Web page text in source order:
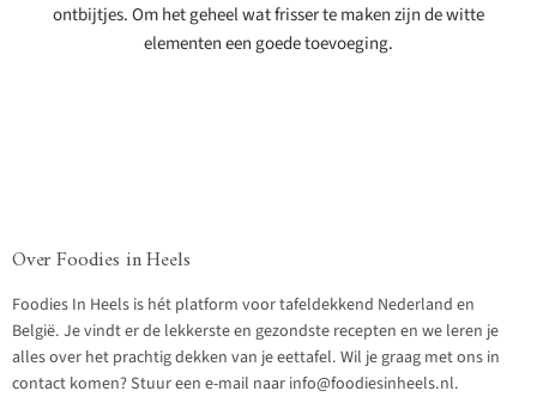
ontbijtjes. Om het geheel wat frisser te maken zijn de witte
elementen een goede toevoeging.
Over Foodies in Heels
Foodies In Heels is hét platform voor tafeldekkend Nederland en
België. Je vindt er de lekkerste en gezondste recepten en we leren je
alles over het prachtig dekken van je eettafel. Wil je graag met ons in
contact komen? Stuur een e-mail naar info@foodiesinheels.nl.